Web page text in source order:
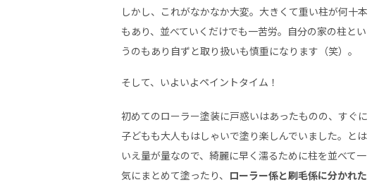
しかし、これがなかなか大変。大きくて重い柱が何十本
もあり、並べていくだけでも一苦労。自分の家の柱とい
うのもあり自ずと取り扱いも慎重になります（笑）。
そして、いよいよペイントタイム！
初めてのローラー塗装に戸惑いはあったものの、すぐに
子どもも大人もはしゃいで塗り楽しんでいました。とは
いえ量が量なので、綺麗に早く濡るために柱を並べて一
気にまとめて塗ったり、 ローラー係と刷毛係に分かれた